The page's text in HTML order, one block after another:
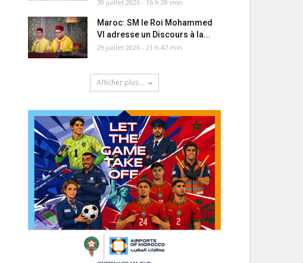
30 juillet 2026 - 16 h 28 min
Maroc: SM le Roi Mohammed
VI adresse un Discours à la...
29 juillet 2026 - 21 h 47 min
Afficher plus...